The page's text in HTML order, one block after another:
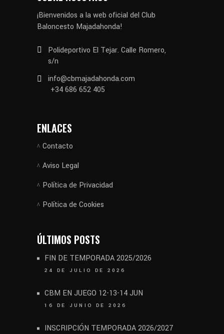
¡Bienvenidos a la web oficial del Club
Baloncesto Majadahonda!
Polideportivo El Tejar. Calle Romero,
s/n
info@cbmajadahonda.com
+34 686 652 405
ENLACES
Contacto
Aviso Legal
Política de Privacidad
Política de Cookies
ÚLTIMOS POSTS
FIN DE TEMPORADA 2025/2026
24 DE JULIO DE 2026
CBM EN JUEGO 12-13-14 JUN
16 DE JUNIO DE 2026
INSCRIPCIÓN TEMPORADA 2026/2027